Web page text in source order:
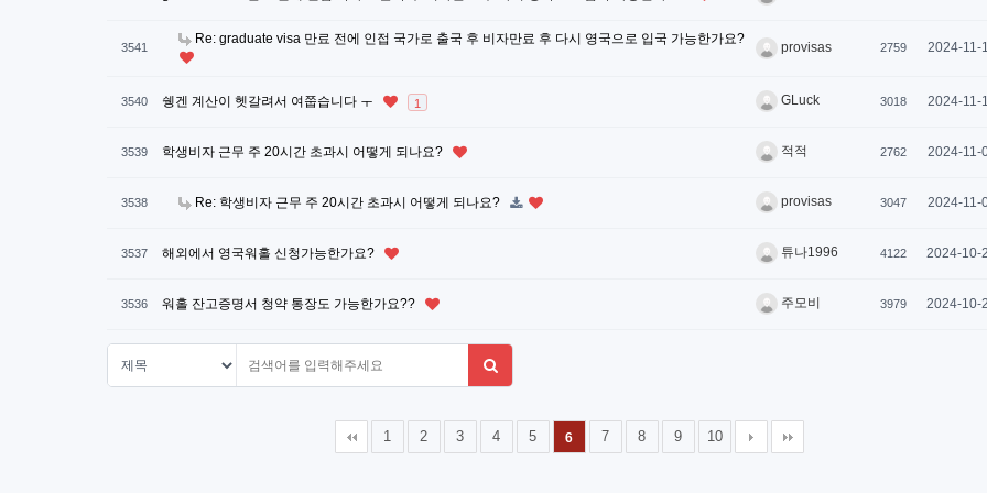
3541
Re: graduate visa 만료 전에 인접 국가로 출국 후 비자만료 후 다시 영국으로 입국 가능한가요?
provisas 2759 2024-11-
3540 쉥겐 계산이 헷갈려서 여쭙습니다 ㅜ 1 GLuck 3018 2024-11-
3539 학생비자 근무 주 20시간 초과시 어떻게 되나요? 적적 2762 2024-11-
3538 Re: 학생비자 근무 주 20시간 초과시 어떻게 되나요? provisas 3047 2024-11-
3537 해외에서 영국워홀 신청가능한가요? 튜나1996 4122 2024-10-
3536 워홀 잔고증명서 청약 통장도 가능한가요?? 주모비 3979 2024-10-
1 2 3 4 5 6 7 8 9 10